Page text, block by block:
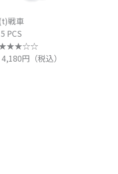
戦車
PCS
円（税込）